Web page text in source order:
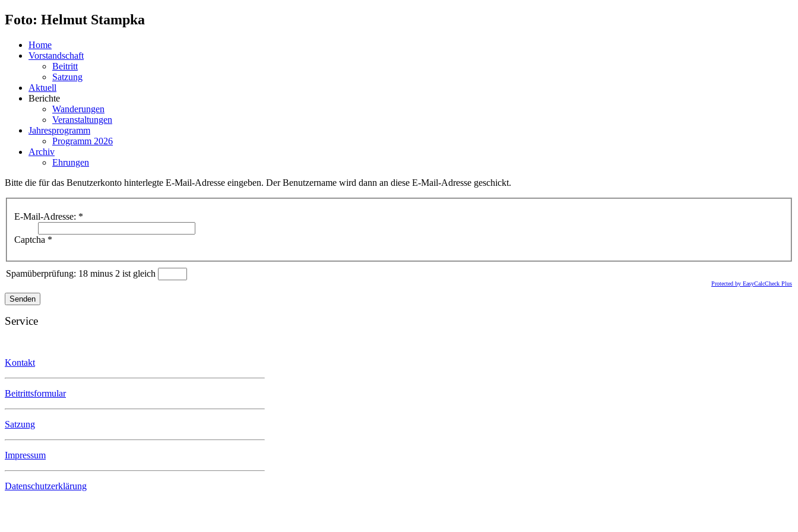
Foto: Helmut Stampka
Home
Vorstandschaft
Beitritt
Satzung
Aktuell
Berichte
Wanderungen
Veranstaltungen
Jahresprogramm
Programm 2026
Archiv
Ehrungen
Bitte die für das Benutzerkonto hinterlegte E-Mail-Adresse eingeben. Der Benutzername wird dann an diese E-Mail-Adresse geschickt.
E-Mail-Adresse: *
Captcha *
Spamüberprüfung: 18 minus 2 ist gleich
Protected by EasyCalcCheck Plus
Senden
Service
Kontakt
Beitrittsformular
Satzung
Impressum
Datenschutzerklärung